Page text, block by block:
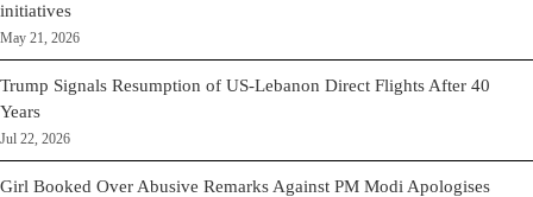
initiatives
May 21, 2026
Trump Signals Resumption of US-Lebanon Direct Flights After 40
Years
Jul 22, 2026
Girl Booked Over Abusive Remarks Against PM Modi Apologises